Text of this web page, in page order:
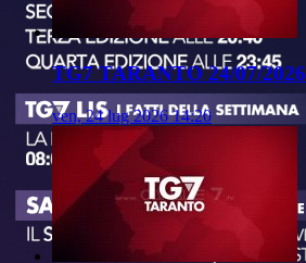
TG7 TARANTO 24/07/2026
ven, 24 lug 2026 14:20